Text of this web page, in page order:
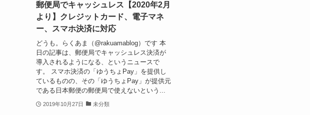
郵便局でキャッシュレス【2020年2月
より】クレジットカード、電子マネ
ー、スマホ決済に対応
どうも。らくあま（@rakuamablog）です 本
日の記事は、郵便局でキャッシュレス決済が
導入されるようになる、というニュースで
す。 スマホ決済の「ゆうちょPay」を提供し
ているものの、その「ゆうちょPay」が提供元
である日本郵便の郵便局で使えないという...
2019年10月27日 未分類